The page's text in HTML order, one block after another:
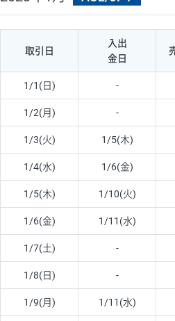
取引日
入出
金日
1/1(日) -
1/2(月) -
1/3(火) 1/5(木)
1/4(水) 1/6(金)
1/5(木) 1/10(火)
1/6(金) 1/11(水)
1/7(土) -
1/8(日) -
1/9(月) 1/11(水)